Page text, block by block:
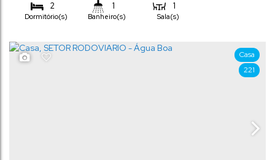
2
Dormitório(s)
1
Banheiro(s)
1
Sala(s)
221
Casa